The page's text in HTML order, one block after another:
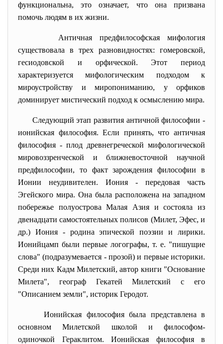
функциональна, это означает, что она призвана
помочь людям в их жизни.
Античная предфилософская мифология
существовала в трех разновидностях: гомеровской,
гесиодовской и орфической. Этот период
характеризуется мифологическим подходом к
мироустройству и миропониманию, у орфиков
доминирует мистический подход к осмыслению мира.
Следующий этап развития античной философии -
ионийская философия. Если принять, что античная
философия - плод древнегреческой мифологической
мировоззренческой и ближневосточной научной
предфилософии, то факт зарождения философии в
Ионии неудивителен. Иония - передовая часть
Эгейского мира. Она была расположена на западном
побережье полуострова Малая Азия и состояла из
двенадцати самостоятельных полисов (Милет, Эфес, и
др.) Иония - родина эпической поэзии и лирики.
Ионийцамп были первые логографы, т. е. "пишущие
слова" (подразумевается - прозой) и первые историки.
Среди них Кадм Милетский, автор книги "Основание
Милета", географ Гекатей Милетский с его
"Описанием земли", историк Геродот.
Ионийская философия была представлена в
основном Милетской школой и философом-
одиночкой Гераклитом. Ионийская философия в